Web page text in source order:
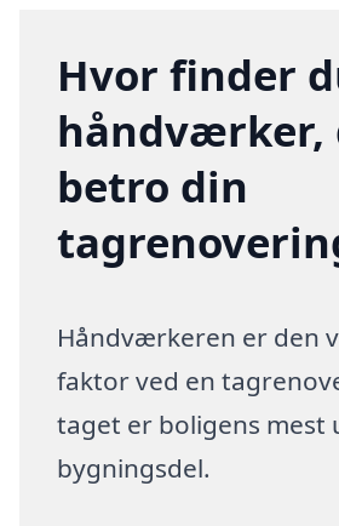
Hvor finder
håndværker,
betro din
Håndværkeren er den
faktor ved en
taget er boligens mest
bygningsdel.